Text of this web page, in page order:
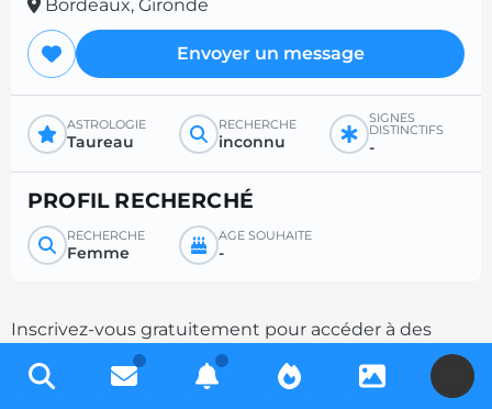
Bordeaux, Gironde
Envoyer un message
ASTROLOGIE
Taureau
RECHERCHE
inconnu
SIGNES
DISTINCTIFS
-
PROFIL RECHERCHÉ
RECHERCHE
Femme
ÂGE SOUHAITÉ
-
Inscrivez-vous gratuitement pour accéder à des
milliers de profils et multipliez les chances de
contacts en complétant votre description.